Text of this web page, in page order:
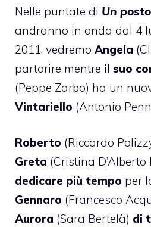
Nelle puntate di Un
andranno in onda dal 4
2011, vedremo Angela
partorire mentre il suo
(Peppe Zarbo) ha un
Vintariello (Antonio
Roberto (Riccardo
Greta (Cristina
dedicare più tempo per
Gennaro (Francesco
Aurora (Sara Bertelà) di